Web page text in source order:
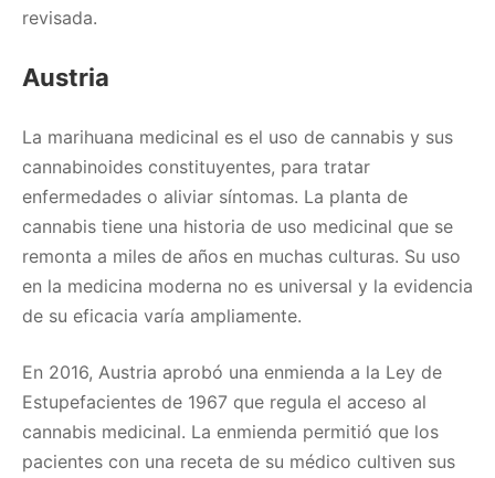
revisada.
Austria
La marihuana medicinal es el uso de cannabis y sus
cannabinoides constituyentes, para tratar
enfermedades o aliviar síntomas. La planta de
cannabis tiene una historia de uso medicinal que se
remonta a miles de años en muchas culturas. Su uso
en la medicina moderna no es universal y la evidencia
de su eficacia varía ampliamente.
En 2016, Austria aprobó una enmienda a la Ley de
Estupefacientes de 1967 que regula el acceso al
cannabis medicinal. La enmienda permitió que los
pacientes con una receta de su médico cultiven sus